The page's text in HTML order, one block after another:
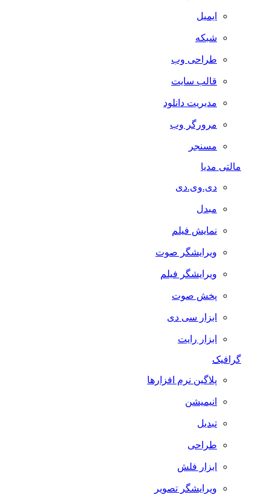
ایمیل
شبکه
طراحی وب
قالب سایت
مدیریت دانلود
مرورگر وب
مسنجر
مالتی مدیا
دی.وی.دی
مبدل
نمایش فیلم
ویرایشگر صوت
ویرایشگر فیلم
پخش صوت
ابزار سی دی
ابزار رایت
گرافیک
پلاگین نرم افزارها
انیمیشن
تبدیل
طراحی
ابزار فلش
ویرایشگر تصویر